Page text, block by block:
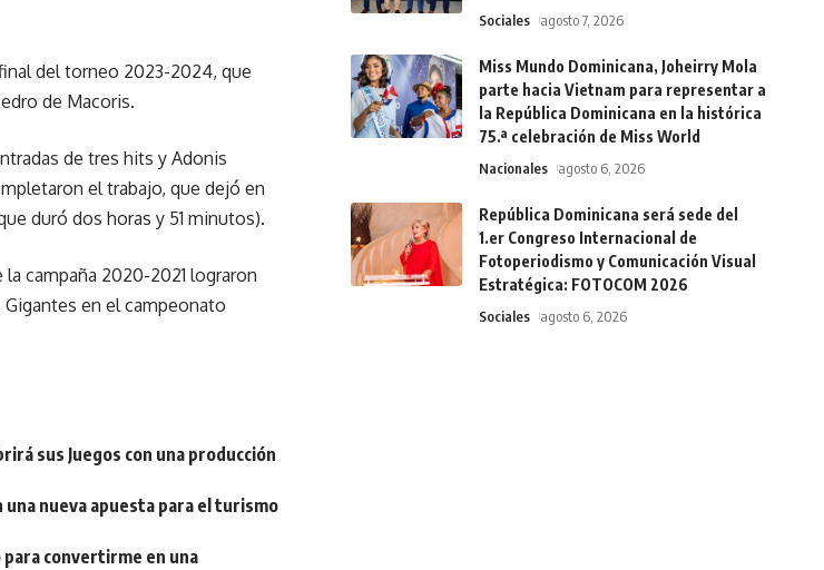
del torneo 2023-2024, que
de Macoris.
de tres hits y Adonis
el trabajo, que dejó en
duró dos horas y 51 minutos).
campaña 2020-2021 lograron
en el campeonato
sus Juegos con una producción
una nueva apuesta para el turismo
convertirme en una
Sociales agosto 7, 2026
Miss Mundo Dominicana, Joheirry Mola
parte hacia Vietnam para representar a
la República Dominicana en la histórica
75.ª celebración de Miss World
Nacionales agosto 6, 2026
República Dominicana será sede del
1.er Congreso Internacional de
Fotoperiodismo y Comunicación Visual
Estratégica: FOTOCOM 2026
Sociales agosto 6, 2026